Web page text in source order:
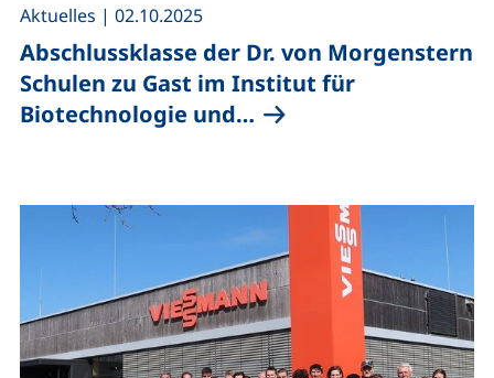
Abschlussklasse der Dr. von Morgenstern
Schulen zu Gast im Institut für
Biotechnologie und…
Aktuelles | 02.10.2025